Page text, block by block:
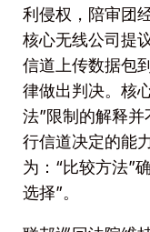
利侵权，陪审团
核心无线公司提
信道上传数据包
律做出判决。核
法”限制的解释
行信道决定的能
为：“比较方法”
选择”。